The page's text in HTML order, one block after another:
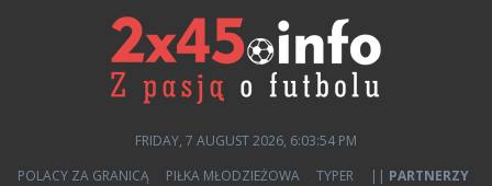
FRIDAY, 7 AUGUST 2026, 6:03:54 PM
POLACY ZA GRANICĄ
PIŁKA MŁODZIEŻOWA TYPER || PARTNERZY